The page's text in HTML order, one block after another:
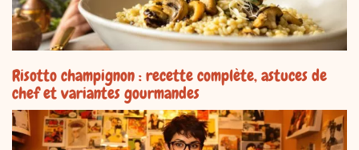
Risotto champignon : recette complète, astuces de
chef et variantes gourmandes